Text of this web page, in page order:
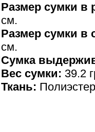
Размер сумки в
см.
Размер сумки
см.
Cумка
Вес сумки: 39.2
Ткань: Полиэстер